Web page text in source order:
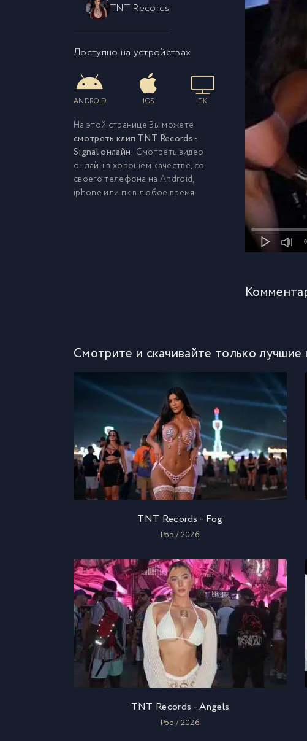
TNT Records
Доступно на устройствах
ANDROID IOS ПК
На этой странице Вы можете
смотреть клип TNT Records -
Signal онлайн! Смотреть видео
онлайн в хорошем качестве, со
своего телефона на Android,
iphone или пк в любое время.
Смотрите и скачивайте только лучшие
TNT Records - Fog
Pop / 2026
TNT Records - Angels
Pop / 2026